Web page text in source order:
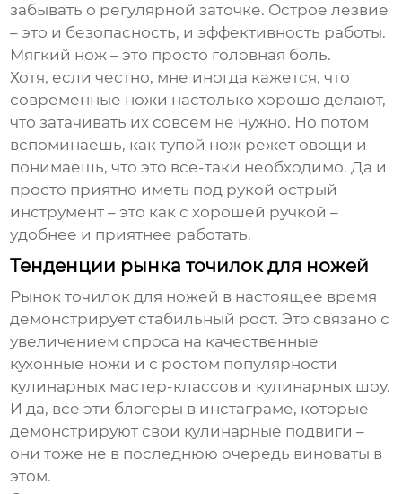
забывать о регулярной заточке. Острое лезвие
– это и безопасность, и эффективность работы.
Мягкий нож – это просто головная боль.
Хотя, если честно, мне иногда кажется, что
современные ножи настолько хорошо делают,
что затачивать их совсем не нужно. Но потом
вспоминаешь, как тупой нож режет овощи и
понимаешь, что это все-таки необходимо. Да и
просто приятно иметь под рукой острый
инструмент – это как с хорошей ручкой –
удобнее и приятнее работать.
Тенденции рынка точилок для ножей
Рынокточилок для ножей в настоящее время
демонстрирует стабильный рост. Это связано с
увеличением спроса на качественные
кухонные ножи и с ростом популярности
кулинарных мастер-классов и кулинарных шоу.
И да, все эти блогеры в инстаграме, которые
демонстрируют свои кулинарные подвиги –
они тоже не в последнюю очередь виноваты в
этом.